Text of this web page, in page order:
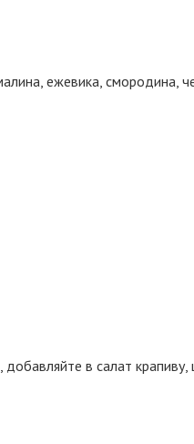
ежевика, смородина,
в салат